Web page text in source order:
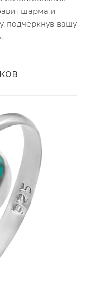
шарма и
подчеркнув вашу